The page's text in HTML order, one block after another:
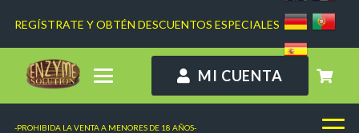
REGÍSTRATE Y OBTÉN DESCUENTOS ESPECIALES
MI CUENTA
-PROHIBIDA LA VENTA A MENORES DE 18 AÑOS-